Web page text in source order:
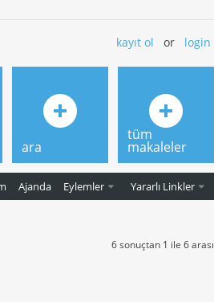
kayıt ol or login
Ajanda Eylemler Yararlı Linkler
ara
tüm
makaleler
6 sonuçtan 1 ile 6 arası